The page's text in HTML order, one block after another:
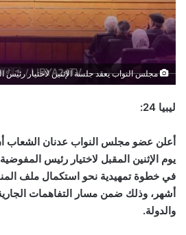
مجلس النواب يعقد جلسة الإثنين لاختيار رئيس
ليبيا 24:
أعلن عضو مجلس النواب عدنان الشعاب
يوم الإثنين المقبل لاختيار رئيس المفوضية
في خطوة تمهيدية نحو استكمال ملف
أشهر، وذلك ضمن مسار التفاهمات
والدولة.